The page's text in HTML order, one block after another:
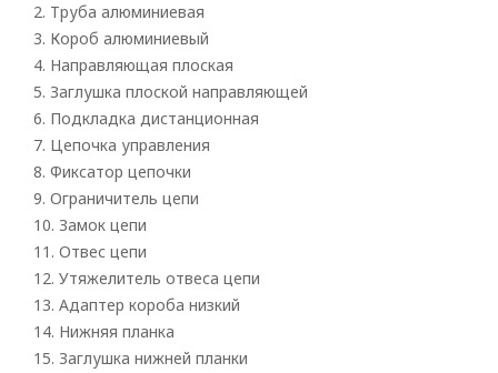
Горизонтальные
2. Труба алюминиевая
3. Короб алюминиевый
4. Направляющая плоская
5. Заглушка плоской направляющей
6. Подкладка дистанционная
7. Цепочка управления
8. Фиксатор цепочки
9. Ограничитель цепи
10. Замок цепи
11. Отвес цепи
12. Утяжелитель отвеса цепи
13. Адаптер короба низкий
14. Нижняя планка
15. Заглушка нижней планки